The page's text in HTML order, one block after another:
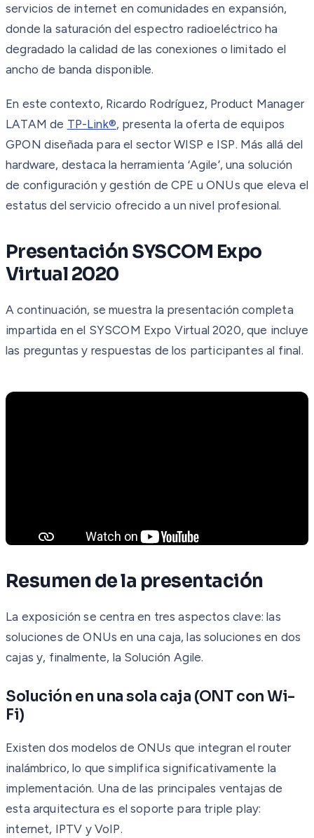
servicios de internet en comunidades en expansión,
donde la saturación del espectro radioeléctrico ha
degradado la calidad de las conexiones o limitado el
ancho de banda disponible.
En este contexto, Ricardo Rodríguez, Product Manager
LATAM de TP-Link®, presenta la oferta de equipos
GPON diseñada para el sector WISP e ISP. Más allá del
hardware, destaca la herramienta ‘Agile’, una solución
de configuración y gestión de CPE u ONUs que eleva el
estatus del servicio ofrecido a un nivel profesional.
Presentación SYSCOM Expo
Virtual 2020
A continuación, se muestra la presentación completa
impartida en el SYSCOM Expo Virtual 2020, que incluye
las preguntas y respuestas de los participantes al final.
Resumen de la presentación
La exposición se centra en tres aspectos clave: las
soluciones de ONUs en una caja, las soluciones en dos
cajas y, finalmente, la Solución Agile.
Solución en una sola caja (ONT con Wi-
Fi)
Existen dos modelos de ONUs que integran el router
inalámbrico, lo que simplifica significativamente la
implementación. Una de las principales ventajas de
esta arquitectura es el soporte para triple play:
internet, IPTV y VoIP.